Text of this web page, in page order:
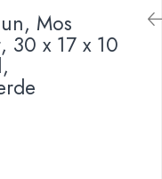
Mos
30 x 17 x 10